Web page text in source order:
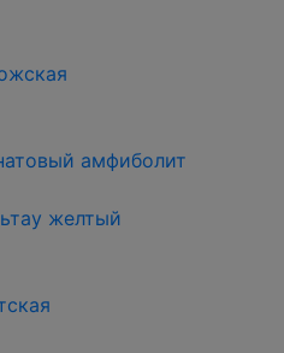
амфиболит
желтый